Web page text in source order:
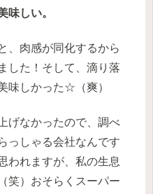
味しい。
、肉感が同化するから
した！そして、滴り落
味しかった☆（爽）
げなかったので、調べ
っしゃる会社なんです
われますが、私の生息
笑）おそらくスーパー